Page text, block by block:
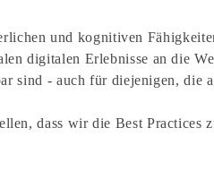
und kognitiven
digitalen Erlebnisse an die
sind - auch für diejenigen, die
dass wir die Best Practices